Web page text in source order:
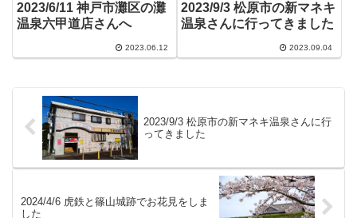
2023/6/11 神戸市灘区の灘
温泉六甲道店さんへ
2023.06.12
2023/9/3 松原市の新マネキ
温泉さんに行ってきました
2023.09.04
2023/9/3 松原市の新マネキ温泉さんに行
ってきました
2024/4/6 虎鉄と篠山城跡でお花見をしま
した